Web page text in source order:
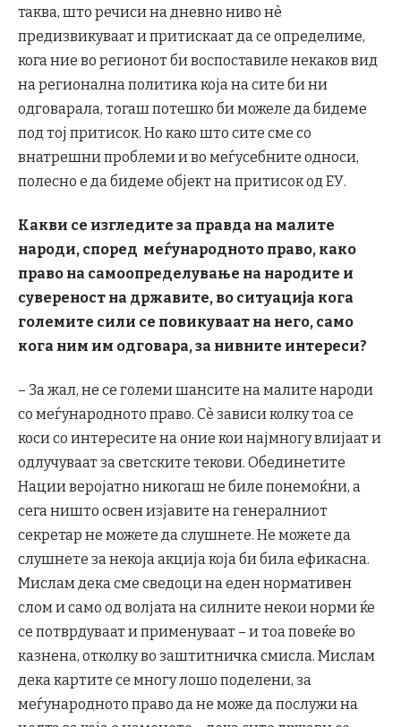
таква, што речиси на дневно ниво нè
предизвикуваат и притискаат да се определиме,
кога ние во регионот би воспоставиле некаков вид
на регионална политика која на сите би ни
одговарала, тогаш потешко би можеле да бидеме
под тој притисок. Но како што сите сме со
внатрешни проблеми и во меѓусебните односи,
полесно е да бидеме објект на притисок од ЕУ.
Какви се изгледите за правда на малите
народи, според меѓународното право, како
право на самоопределување на народите и
сувереност на државите, во ситуација кога
големите сили се повикуваат на него, само
кога ним им одговара, за нивните интереси?
– За жал, не се големи шансите на малите народи
со меѓународното право. Сè зависи колку тоа се
коси со интересите на оние кои најмногу влијаат и
одлучуваат за светските текови. Обединетите
Нации веројатно никогаш не биле понемоќни, а
сега ништо освен изјавите на генералниот
секретар не можете да слушнете. Не можете да
слушнете за некоја акција која би била ефикасна.
Мислам дека сме сведоци на еден нормативен
слом и само од волјата на силните некои норми ќе
се потврдуваат и применуваат – и тоа повеќе во
казнена, отколку во заштитничка смисла. Мислам
дека картите се многу лошо поделени, за
меѓународното право да не може да послужи на